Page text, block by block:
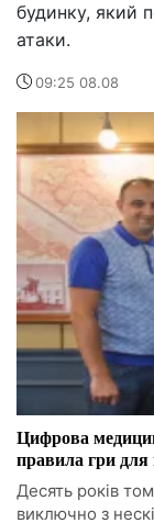
будинку, який
атаки.
09:25 08.08
Цифрова
правила гри для
Десять років
виключно з